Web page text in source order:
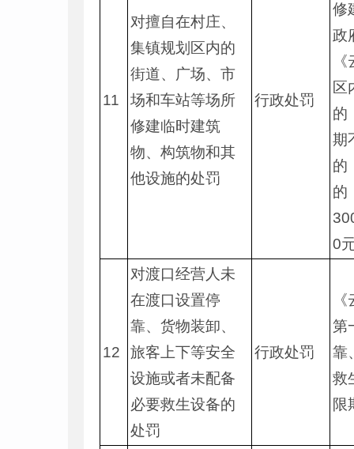
11
对擅自在村庄、
集镇规划区内的
街道、广场、市
场和车站等场所
修建临时建筑
物、构筑物和其
他设施的处罚
行政处罚
修
政
区
的
期
的
的
0
12
对渡口经营人未
在渡口设置停
靠、货物装卸、
旅客上下等安全
设施或者未配备
必要救生设备的
处罚
行政处罚
第
靠
救
限